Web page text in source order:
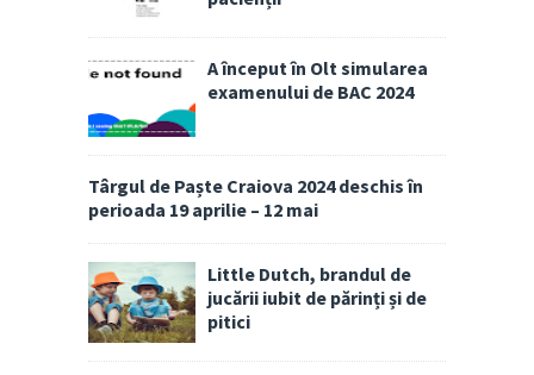
A început în Olt simularea
examenului de BAC 2024
Târgul de Paște Craiova 2024 deschis în
perioada 19 aprilie – 12 mai
Little Dutch, brandul de
jucării iubit de părinți și de
pitici